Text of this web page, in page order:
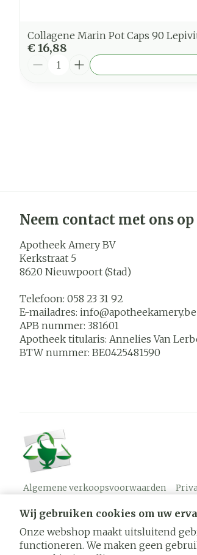
Wij gebruiken cookies om uw
Onze webshop maakt uitsluitend
functioneren. We maken geen
Collagene Marin Pot Caps 90
€ 16,88
Aantal
Neem contact met ons op
Apotheek Amery BV
Kerkstraat 5
8620 Nieuwpoort (Stad)
Telefoon: 058 23 31 92
E-mailadres: info@apotheekamery.be
APB nummer: 381601
Apotheek titularis: Annelies Van
BTW nummer: BE0425481590
Algemene verkoopsvoorwaarden